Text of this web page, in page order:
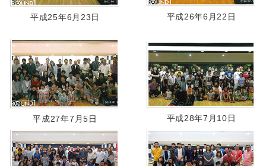
平成25年6月23日 平成26年6月22日
平成27年7月5日 平成28年7月10日